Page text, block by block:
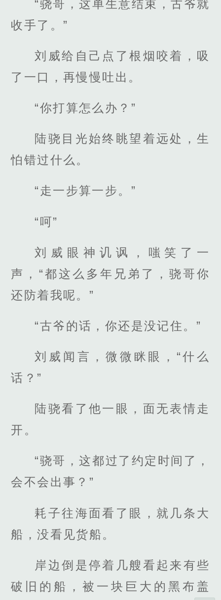
“骁哥，这单生意结束，古爷就
收手了。”
刘威给自己点了根烟咬着，吸
了一口，再慢慢吐出。
“你打算怎么办？”
陆骁目光始终眺望着远处，生
怕错过什么。
“走一步算一步。”
“呵”
刘威眼神讥讽，嗤笑了一
声，“都这么多年兄弟了，骁哥你
还防着我呢。”
“古爷的话，你还是没记住。”
刘威闻言，微微眯眼，“什么
话？”
陆骁看了他一眼，面无表情走
开。
“骁哥，这都过了约定时间了，
会不会出事？”
耗子往海面看了眼，就几条大
船，没看见货船。
岸边倒是停着几艘看起来有些
破旧的船，被一块巨大的黑布盖